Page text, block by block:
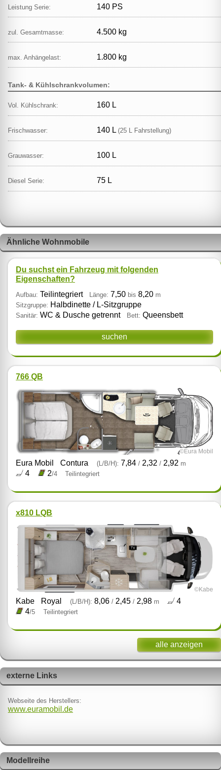
Leistung Serie: 140 PS
zul. Gesamtmasse: 4.500 kg
max. Anhängelast: 1.800 kg
Tank- & Kühlschrankvolumen:
Vol. Kühlschrank: 160 L
Frischwasser: 140 L (25 L Fahrstellung)
Grauwasser: 100 L
Diesel Serie: 75 L
Ähnliche Wohnmobile
Du suchst ein Fahrzeug mit folgenden
Eigenschaften?
Aufbau: Teilintegriert Länge: 7,50 bis 8,20 m
Sitzgruppe: Halbdinette / L‑Sitzgruppe
Sanitär: WC & Dusche getrennt Bett: Queensbett
suchen
766 QB
©Eura Mobil
Eura Mobil Contura (L/B/H): 7,84 /2,32 /2,92 m
4 2/4 Teilintegriert
x810 LQB
©Kabe
Kabe Royal (L/B/H): 8,06 /2,45 /2,98 m
4
4/5 Teilintegriert
alle anzeigen
externe Links
Webseite des Herstellers:
www.euramobil.de
Modellreihe